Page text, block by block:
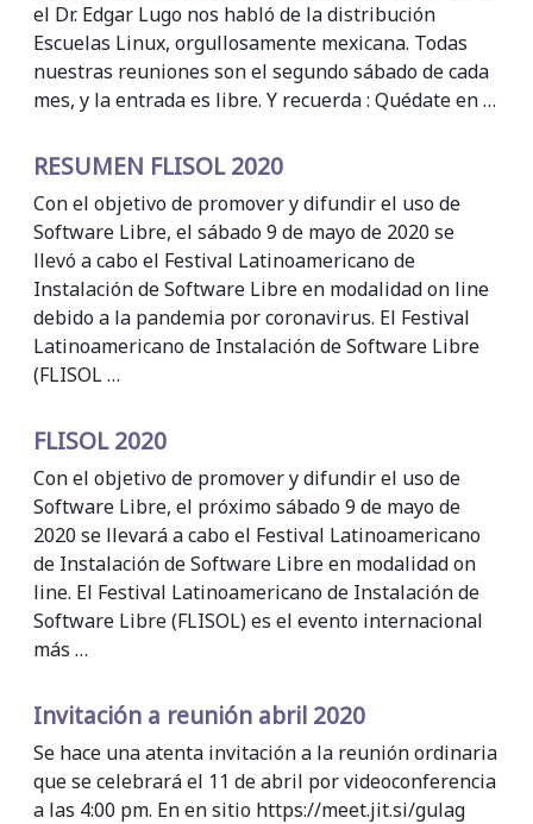
el Dr. Edgar Lugo nos habló de la distribución
Escuelas Linux, orgullosamente mexicana. Todas
nuestras reuniones son el segundo sábado de cada
mes, y la entrada es libre. Y recuerda : Quédate en …
RESUMEN FLISOL 2020
Con el objetivo de promover y difundir el uso de
Software Libre, el sábado 9 de mayo de 2020 se
llevó a cabo el Festival Latinoamericano de
Instalación de Software Libre en modalidad on line
debido a la pandemia por coronavirus. El Festival
Latinoamericano de Instalación de Software Libre
(FLISOL …
FLISOL 2020
Con el objetivo de promover y difundir el uso de
Software Libre, el próximo sábado 9 de mayo de
2020 se llevará a cabo el Festival Latinoamericano
de Instalación de Software Libre en modalidad on
line. El Festival Latinoamericano de Instalación de
Software Libre (FLISOL) es el evento internacional
más …
Invitación a reunión abril 2020
Se hace una atenta invitación a la reunión ordinaria
que se celebrará el 11 de abril por videoconferencia
a las 4:00 pm. En en sitio https://meet.jit.si/gulag